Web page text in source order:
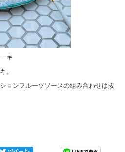
キ
。
ョンフルーツソースの組み合わせは抜